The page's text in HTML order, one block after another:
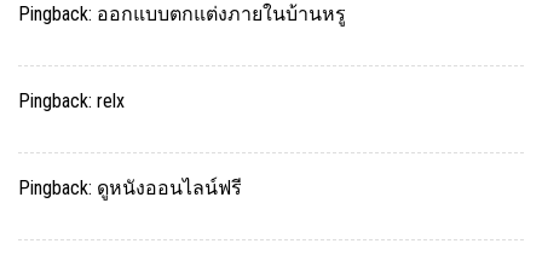
Pingback: ออกแบบตกแต่งภายในบ้านหรู
Pingback: relx
Pingback: ดูหนังออนไลน์ฟรี